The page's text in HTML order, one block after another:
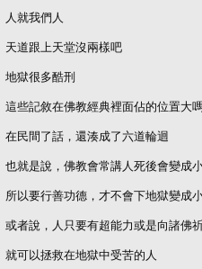
人就我們人
天道跟上天堂沒兩樣吧
地獄很多酷刑
這些記敘在佛教經典裡面佔的位置大
在民間了話，還湊成了六道輪迴
也就是說，佛教會常講人死後會變成
所以要行善功德，才不會下地獄變成
或者說，人只要有超能力或是向諸佛
就可以拯救在地獄中受苦的人